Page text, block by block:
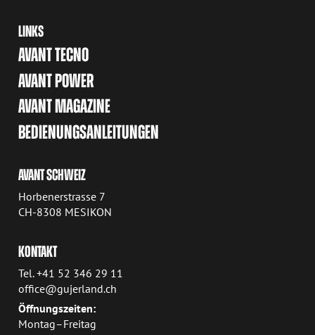
LINKS
AVANT TECNO
AVANT POWER
AVANT MAGAZINE
BEDIENUNGSANLEITUNGEN
AVANT SCHWEIZ
Horbenerstrasse 7
CH-8308 MESIKON
KONTAKT
Tel. +41 52 346 29 11
office@gujerland.ch
Öffnungszeiten:
Montag–Freitag